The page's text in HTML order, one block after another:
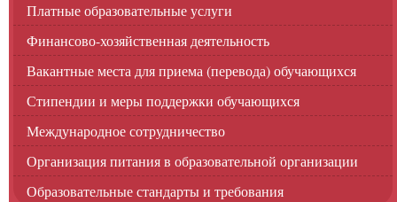
Платные образовательные услуги
Финансово-хозяйственная деятельность
Вакантные места для приема (перевода) обучающихся
Стипендии и меры поддержки обучающихся
Международное сотрудничество
Организация питания в образовательной организации
Образовательные стандарты и требования